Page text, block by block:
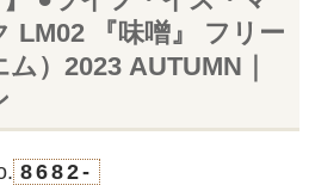
LM02 『味噌』 フリー
）2023 AUTUMN｜
8682-